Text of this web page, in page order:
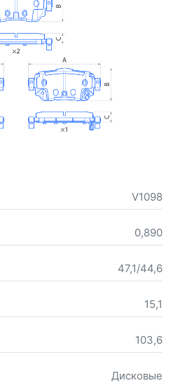
V1098
0,890
47,1/44,6
15,1
103,6
Дисковые